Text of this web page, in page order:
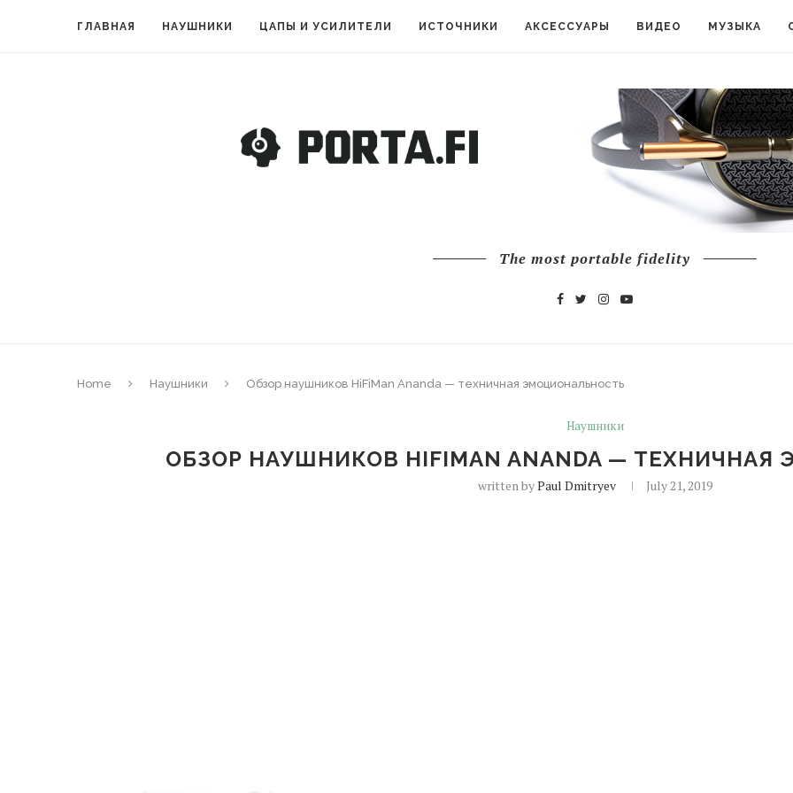
ГЛАВНАЯ НАУШНИКИ ЦАПЫ И УСИЛИТЕЛИ ИСТОЧНИКИ АКСЕССУАРЫ ВИДЕО МУЗЫКА
The most portable fidelity
Home Наушники Обзор наушников HiFiMan Ananda — техничная эмоциональность
Наушники
ОБЗОР НАУШНИКОВ HIFIMAN ANANDA —
written byPaul Dmitryev July 21, 2019